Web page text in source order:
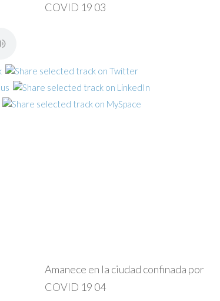
COVID 19 03
Amanece en la ciudad confinada por
COVID 19 04